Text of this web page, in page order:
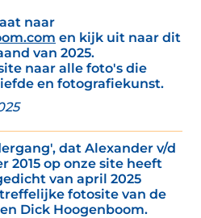
naar
en kijk uit naar dit
van 2025.
naar alle foto's die
en fotografiekunst.
dat Alexander v/d
2015 op onze site heeft
van april 2025
fotosite van de
Dick Hoogenboom.